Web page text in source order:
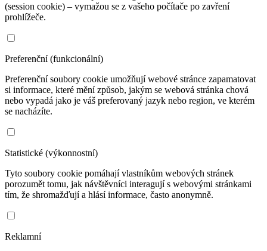
(session cookie) – vymažou se z vašeho počítače po zavření
prohlížeče.
Preferenční (funkcionální)
Preferenční soubory cookie umožňují webové stránce zapamatovat
si informace, které mění způsob, jakým se webová stránka chová
nebo vypadá jako je váš preferovaný jazyk nebo region, ve kterém
se nacházíte.
Statistické (výkonnostní)
Tyto soubory cookie pomáhají vlastníkům webových stránek
porozumět tomu, jak návštěvníci interagují s webovými stránkami
tím, že shromažďují a hlásí informace, často anonymně.
Reklamní